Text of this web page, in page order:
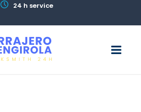
24 h service